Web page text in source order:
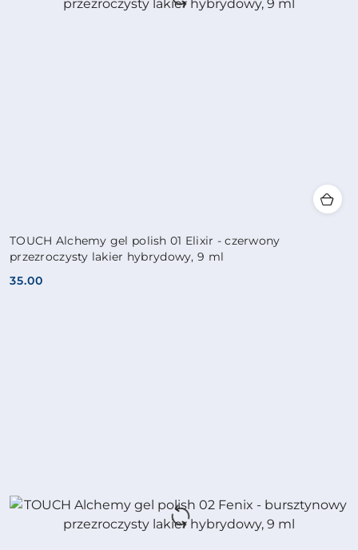
TOUCH Alchemy gel polish 01 Elixir - czerwony
przezroczysty lakier hybrydowy, 9 ml
Cena:
35.00